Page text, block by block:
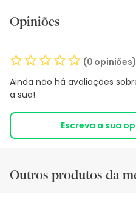
Opiniões
(0 opiniões)
Ainda não há avaliações
a sua!
Escreva a sua
Outros produtos da